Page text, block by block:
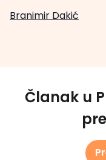
Branimir Dakić
Članak u